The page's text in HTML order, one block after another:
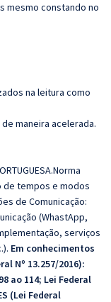
mesmo constando no
na leitura como
maneira acelerada.
de tempos e modos
de Comunicação:
(WhastApp,
serviços
Em conhecimentos
Nº 13.257/2016):
ao 114; Lei Federal
(Lei Federal